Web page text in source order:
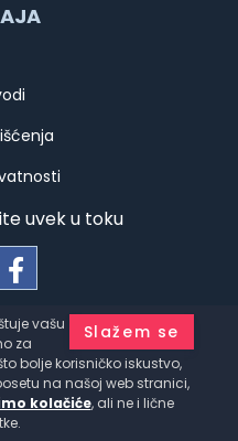
uvek u toku
Sva prava zadržana
Slažem se
vašu
za
bolje korisničko iskustvo,
na našoj web stranici,
kolačiće, ali ne i lične